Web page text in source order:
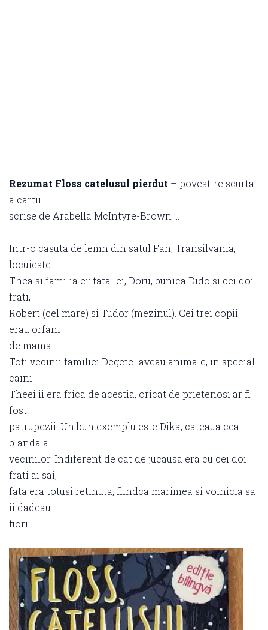
Rezumat Floss catelusul pierdut – povestire scurta
a cartii
scrise de Arabella McIntyre-Brown …
Intr-o casuta de lemn din satul Fan, Transilvania,
locuieste
Thea si familia ei: tatal ei, Doru, bunica Dido si cei doi
frati,
Robert (cel mare) si Tudor (mezinul). Cei trei copii
erau orfani
de mama.
Toti vecinii familiei Degetel aveau animale, in special
caini.
Theei ii era frica de acestia, oricat de prietenosi ar fi
fost
patrupezii. Un bun exemplu este Dika, cateaua cea
blanda a
vecinilor. Indiferent de cat de jucausa era cu cei doi
frati ai sai,
fata era totusi retinuta, fiindca marimea si voinicia sa
ii dadeau
fiori.